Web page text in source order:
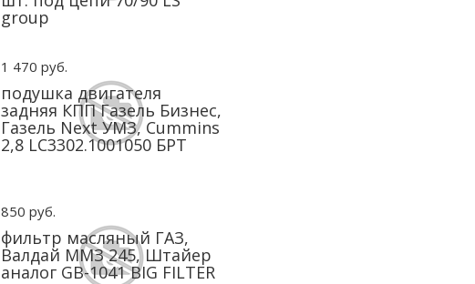
group
1 470 руб.
подушка двигателя
задняя КПП Газель Бизнес,
Газель Next УМЗ, Cummins
2,8 LC3302.1001050 БРТ
850 руб.
фильтр масляный ГАЗ,
Валдай ММЗ 245, Штайер
аналог GB-1041 BIG FILTER